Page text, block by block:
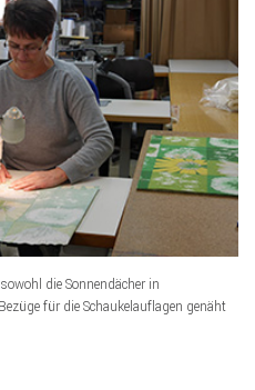
die Sonnendächer in
für die Schaukelauflagen genäht